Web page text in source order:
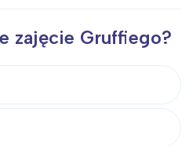
zajęcie Gruffiego?